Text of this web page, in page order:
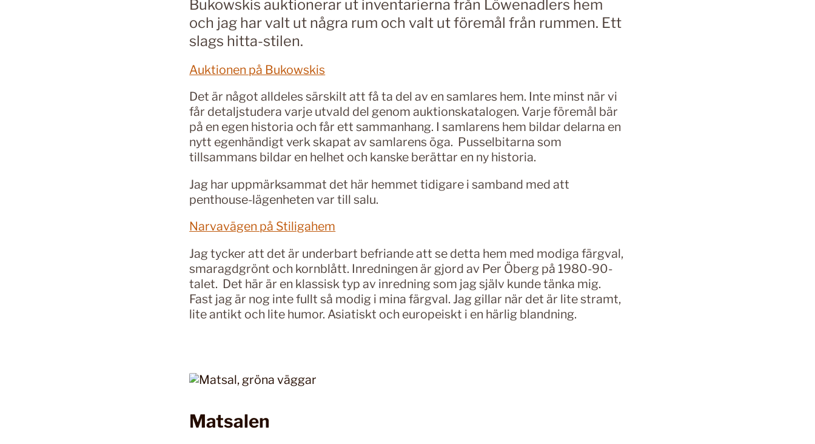
Bukowskis auktionerar ut inventarierna från Löwenadlers hem
och jag har valt ut några rum och valt ut föremål från rummen. Ett
slags hitta-stilen.
Auktionen på Bukowskis
Det är något alldeles särskilt att få ta del av en samlares hem. Inte minst när vi
får detaljstudera varje utvald del genom auktionskatalogen. Varje föremål bär
på en egen historia och får ett sammanhang. I samlarens hem bildar delarna en
nytt egenhändigt verk skapat av samlarens öga. Pusselbitarna som
tillsammans bildar en helhet och kanske berättar en ny historia.
Jag har uppmärksammat det här hemmet tidigare i samband med att
penthouse-lägenheten var till salu.
Narvavägen på Stiligahem
Jag tycker att det är underbart befriande att se detta hem med modiga färgval,
smaragdgrönt och kornblått. Inredningen är gjord av Per Öberg på 1980-90-
talet. Det här är en klassisk typ av inredning som jag själv kunde tänka mig.
Fast jag är nog inte fullt så modig i mina färgval. Jag gillar när det är lite stramt,
lite antikt och lite humor. Asiatiskt och europeiskt i en härlig blandning.
Matsalen